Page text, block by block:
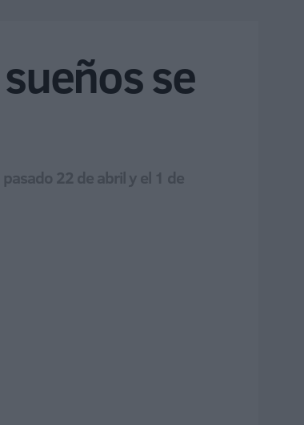
se
22 de abril y el 1 de